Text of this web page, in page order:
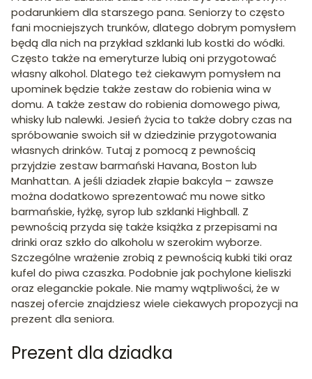
podarunkiem dla starszego pana. Seniorzy to często
fani mocniejszych trunków, dlatego dobrym pomysłem
będą dla nich na przykład szklanki lub kostki do wódki.
Często także na emeryturze lubią oni przygotować
własny alkohol. Dlatego też ciekawym pomysłem na
upominek będzie także zestaw do robienia wina w
domu. A także zestaw do robienia domowego piwa,
whisky lub nalewki. Jesień życia to także dobry czas na
spróbowanie swoich sił w dziedzinie przygotowania
własnych drinków. Tutaj z pomocą z pewnością
przyjdzie zestaw barmański Havana, Boston lub
Manhattan. A jeśli dziadek złapie bakcyla – zawsze
można dodatkowo sprezentować mu nowe sitko
barmańskie, łyżkę, syrop lub szklanki Highball. Z
pewnością przyda się także książka z przepisami na
drinki oraz szkło do alkoholu w szerokim wyborze.
Szczególne wrażenie zrobią z pewnością kubki tiki oraz
kufel do piwa czaszka. Podobnie jak pochylone kieliszki
oraz eleganckie pokale. Nie mamy wątpliwości, że w
naszej ofercie znajdziesz wiele ciekawych propozycji na
prezent dla seniora.
Prezent dla dziadka